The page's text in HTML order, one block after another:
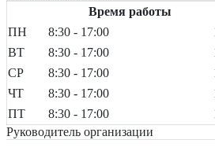
Время работы
ПН
8:30 - 17:00
ВТ
8:30 - 17:00
СР
8:30 - 17:00
ЧТ
8:30 - 17:00
ПТ
8:30 - 17:00
Руководитель организации